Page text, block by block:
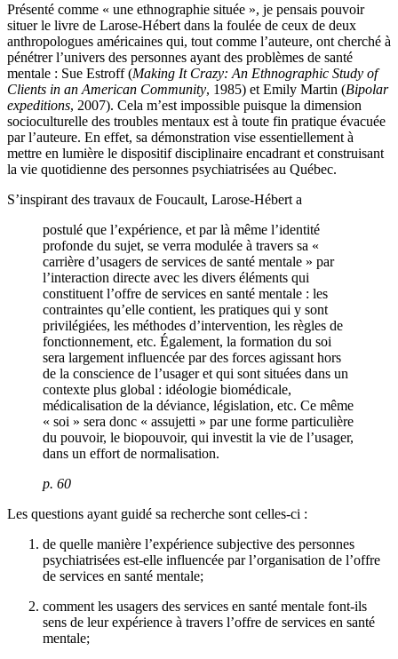
Présenté comme « une ethnographie située », je pensais pouvoir
situer le livre de Larose-Hébert dans la foulée de ceux de deux
anthropologues américaines qui, tout comme l’auteure, ont cherché à
pénétrer l’univers des personnes ayant des problèmes de santé
mentale : Sue Estroff (Making It Crazy: An Ethnographic Study of
Clients in an American Community, 1985) et Emily Martin (Bipolar
expeditions, 2007). Cela m’est impossible puisque la dimension
socioculturelle des troubles mentaux est à toute fin pratique évacuée
par l’auteure. En effet, sa démonstration vise essentiellement à
mettre en lumière le dispositif disciplinaire encadrant et construisant
la vie quotidienne des personnes psychiatrisées au Québec.
S’inspirant des travaux de Foucault, Larose-Hébert a
postulé que l’expérience, et par là même l’identité
profonde du sujet, se verra modulée à travers sa «
carrière d’usagers de services de santé mentale » par
l’interaction directe avec les divers éléments qui
constituent l’offre de services en santé mentale : les
contraintes qu’elle contient, les pratiques qui y sont
privilégiées, les méthodes d’intervention, les règles de
fonctionnement, etc. Également, la formation du soi
sera largement influencée par des forces agissant hors
de la conscience de l’usager et qui sont situées dans un
contexte plus global : idéologie biomédicale,
médicalisation de la déviance, législation, etc. Ce même
« soi » sera donc « assujetti » par une forme particulière
du pouvoir, le biopouvoir, qui investit la vie de l’usager,
dans un effort de normalisation.
p. 60
Les questions ayant guidé sa recherche sont celles-ci :
de quelle manière l’expérience subjective des personnes
psychiatrisées est-elle influencée par l’organisation de l’offre
de services en santé mentale;
comment les usagers des services en santé mentale font-ils
sens de leur expérience à travers l’offre de services en santé
mentale;